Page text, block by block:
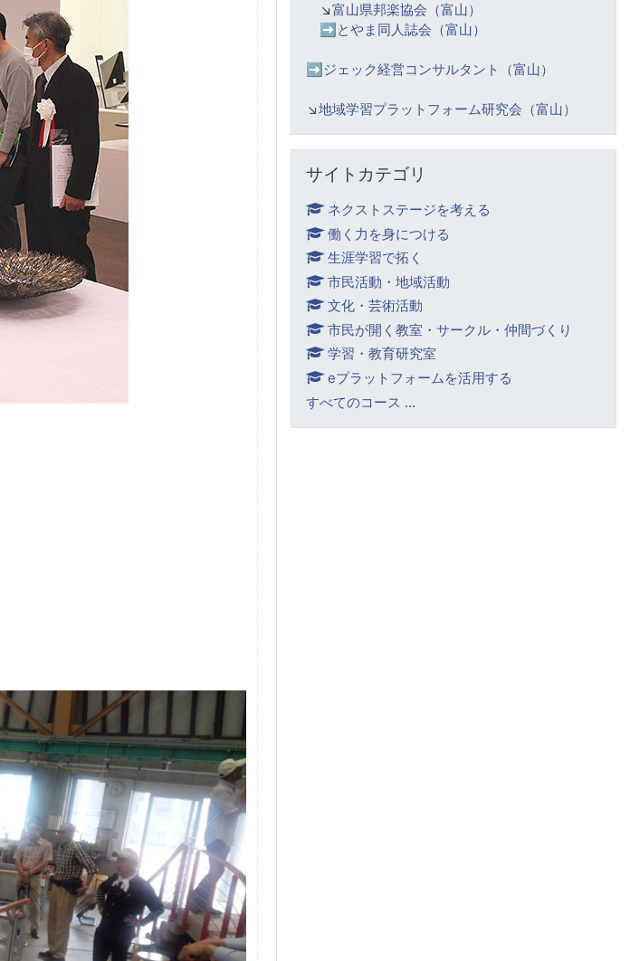
↘️富山県邦楽協会（富山）
➡️ とやま同人誌会（富山）
➡️ジェック経営コンサルタント（富山）
↘️地域学習プラットフォーム研究会（富山）
サイトカテゴリ
ネクストステージを考える
働く力を身につける
生涯学習で拓く
市民活動・地域活動
文化・芸術活動
市民が開く教室・サークル・仲間づくり
学習・教育研究室
eプラットフォームを活用する
すべてのコース ...